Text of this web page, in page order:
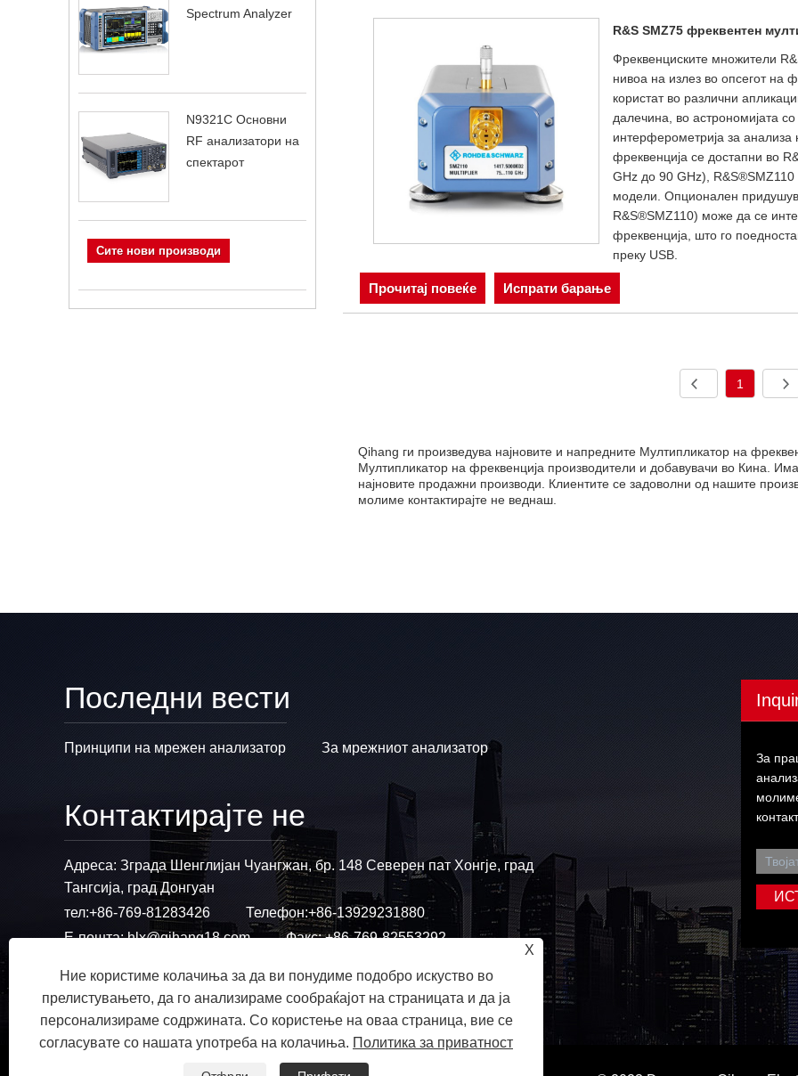
Spectrum Analyzer
N9321C Основни
RF анализатори на
спектарот
Сите нови производи
R&S SMZ75 фреквентен
Фреквенциските множители
нивоа на излез во опсегот на
користат во различни
далечина, во астрономијата
интерферометрија за
фреквенција се достапни во
GHz до 90 GHz),
модели. Опционален
R&S®SMZ110) може да се
фреквенција, што го
преку USB.
Прочитај повеќе Испрати барање
1
Qihang ги произведува најновите и напредните Мултипликатор на
Мултипликатор на фреквенција производители и добавувачи во Кина.
најновите продажни производи. Клиентите се задоволни од нашите
молиме контактирајте не веднаш.
Последни вести
Принципи на мрежен анализатор За мрежниот анализатор
Контактирајте не
Адреса: Зграда Шенглијан Чуангжан, бр. 148 Северен пат Хонгје, град
Тангсија, град Донгуан
тел:+86-769-81283426 Телефон:+86-13929231880
Е-пошта:hlx@qihang18.com Факс: +86-769-82553292
За
X
Ние користиме колачиња за да ви понудиме подобро искуство во
прелистувањето, да го анализираме сообраќајот на страницата и да ја
персонализираме содржината. Со користење на оваа страница, вие се
согласувате со нашата употреба на колачиња. Политика за приватност